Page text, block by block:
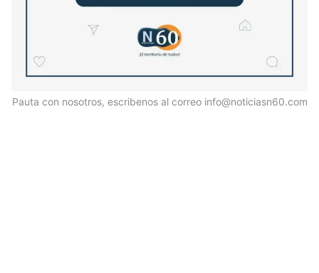
Pauta con nosotros, escribenos al correo info@noticiasn60.com